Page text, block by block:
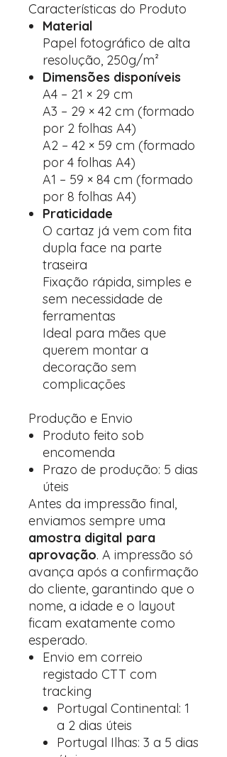
Características do Produto
Material
Papel fotográfico de alta
resolução, 250g/m²
Dimensões disponíveis
A4 – 21 × 29 cm
A3 – 29 × 42 cm (formado
por 2 folhas A4)
A2 – 42 × 59 cm (formado
por 4 folhas A4)
A1 – 59 × 84 cm (formado
por 8 folhas A4)
Praticidade
O cartaz já vem com fita
dupla face na parte
traseira
Fixação rápida, simples e
sem necessidade de
ferramentas
Ideal para mães que
querem montar a
decoração sem
complicações
Produção e Envio
Produto feito sob
encomenda
Prazo de produção: 5 dias
úteis
Antes da impressão final,
enviamos sempre uma
amostra digital para
aprovação. A impressão só
avança após a confirmação
do cliente, garantindo que o
nome, a idade e o layout
ficam exatamente como
esperado.
Envio em correio
registado CTT com
tracking
Portugal Continental: 1
a 2 dias úteis
Portugal Ilhas: 3 a 5 dias